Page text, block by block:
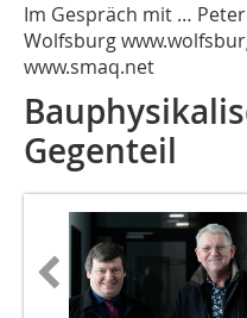
Im Gespräch mit …
Wolfsburg
www.smaq.net
Gegenteil